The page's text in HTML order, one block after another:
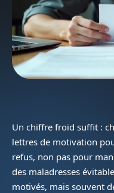
Un chiffre froid suffit :
lettres de motivation
refus, non pas pour
des maladresses
motivés, mais souvent